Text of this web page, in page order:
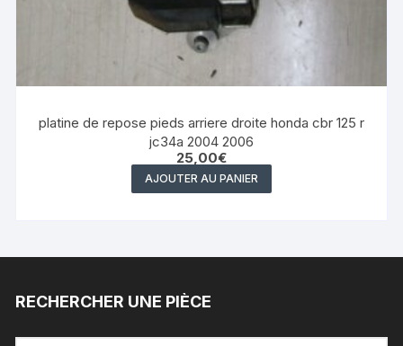
platine de repose pieds arriere droite honda cbr 125 r
jc34a 2004 2006
25,00€
AJOUTER AU PANIER
RECHERCHER UNE PIÈCE